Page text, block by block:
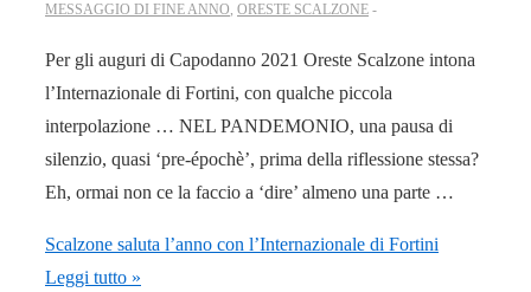
MESSAGGIO DI FINE ANNO, ORESTE SCALZONE
Per gli auguri di Capodanno 2021 Oreste Scalzone intona
l’Internazionale di Fortini, con qualche piccola
interpolazione … NEL PANDEMONIO, una pausa di
silenzio, quasi ‘pre-épochè’, prima della riflessione stessa?
Eh, ormai non ce la faccio a ‘dire’ almeno una parte …
Scalzone saluta l’anno con l’Internazionale di Fortini
Leggi tutto »